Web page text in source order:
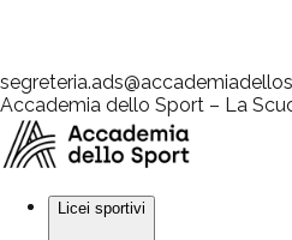
Accademia dello Sport – La
Licei sportivi